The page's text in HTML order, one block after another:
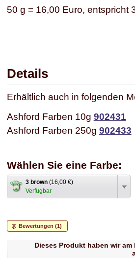
50 g = 16,00 Euro, entspricht
Details
Erhältlich auch in folgenden
Ashford Farben 10g 902431
Ashford Farben 250g 902433
Wählen Sie eine Farbe:
3 brown(16,00 €)
Verfügbar
Bewertungen (1)
Dieses Produkt haben wir